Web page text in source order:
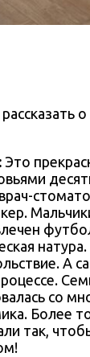
о
Это
А
со
Более
так,